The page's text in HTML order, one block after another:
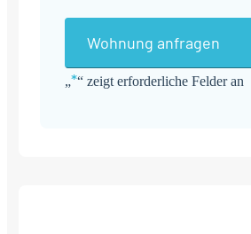
„*“ zeigt erforderliche Felder an
Wohnung anfragen